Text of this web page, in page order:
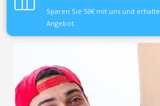
Sparen Sie 50€ mit uns und
Angebot.